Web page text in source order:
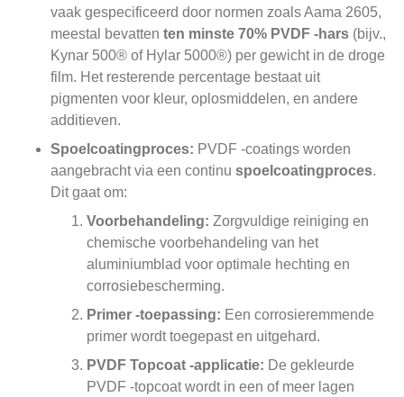
vaak gespecificeerd door normen zoals Aama 2605,
meestal bevatten ten minste 70% PVDF -hars (bijv.,
Kynar 500® of Hylar 5000®) per gewicht in de droge
film. Het resterende percentage bestaat uit
pigmenten voor kleur, oplosmiddelen, en andere
additieven.
Spoelcoatingproces: PVDF -coatings worden
aangebracht via een continu spoelcoatingproces.
Dit gaat om:
Voorbehandeling: Zorgvuldige reiniging en
chemische voorbehandeling van het
aluminiumblad voor optimale hechting en
corrosiebescherming.
Primer -toepassing: Een corrosieremmende
primer wordt toegepast en uitgehard.
PVDF Topcoat -applicatie: De gekleurde
PVDF -topcoat wordt in een of meer lagen